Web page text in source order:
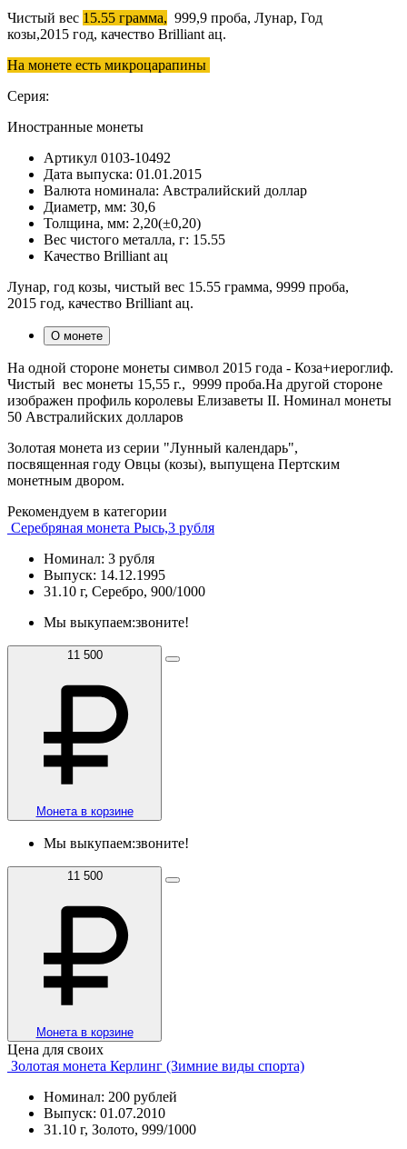
Чистый вес 15.55 грамма, 999,9 проба, Лунар, Год
козы,2015 год, качество Brilliant ац.
На монете есть микроцарапины
Серия:
Иностранные монеты
Артикул 0103-10492
Дата выпуска: 01.01.2015
Валюта номинала: Австралийский доллар
Диаметр, мм: 30,6
Толщина, мм: 2,20(±0,20)
Вес чистого металла, г: 15.55
Качество Brilliant ац
Лунар, год козы, чистый вес 15.55 грамма, 9999 проба,
2015 год, качество Brilliant ац.
О монете
На одной стороне монеты символ 2015 года - Коза+иероглиф.
Чистый вес монеты 15,55 г., 9999 проба.На другой стороне
изображен профиль королевы Елизаветы II. Номинал монеты
50 Австралийских долларов
Золотая монета из серии "Лунный календарь",
посвященная году Овцы (козы), выпущена Пертским
монетным двором.
Рекомендуем в категории
Серебряная монета Рысь,3 рубля
Номинал: 3 рубля
Выпуск: 14.12.1995
31.10 г, Серебро, 900/1000
Мы выкупаем:звоните!
11 500
Монета в корзине
Мы выкупаем:звоните!
11 500
Монета в корзине
Цена для своих
Золотая монета Керлинг (Зимние виды спорта)
Номинал: 200 рублей
Выпуск: 01.07.2010
31.10 г, Золото, 999/1000